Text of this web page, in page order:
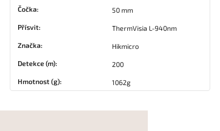
Čočka: 50 mm
Přísvit: ThermVisia L-940nm
Značka: Hikmicro
Detekce (m): 200
Hmotnost (g): 1062g